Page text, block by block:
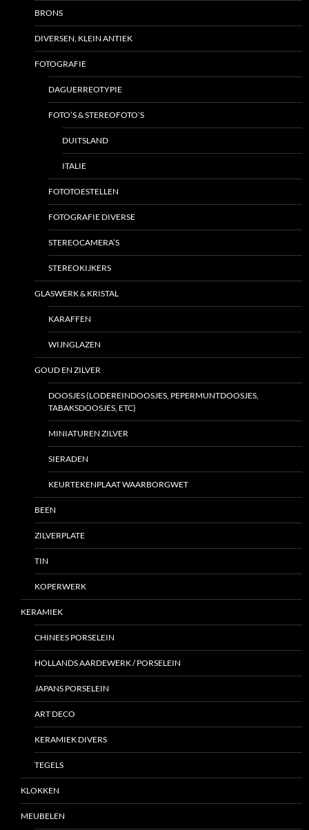
BRONS
DIVERSEN, KLEIN ANTIEK
FOTOGRAFIE
DAGUERREOTYPIE
FOTO’S & STEREOFOTO’S
DUITSLAND
ITALIE
FOTOTOESTELLEN
FOTOGRAFIE DIVERSE
STEREOCAMERA’S
STEREOKIJKERS
GLASWERK & KRISTAL
KARAFFEN
WIJNGLAZEN
GOUD EN ZILVER
DOOSJES (LODEREINDOOSJES, PEPERMUNTDOOSJES,
TABAKSDOOSJES, ETC)
MINIATUREN ZILVER
SIERADEN
KEURTEKENPLAAT WAARBORGWET
BEEN
ZILVERPLATE
TIN
KOPERWERK
KERAMIEK
CHINEES PORSELEIN
HOLLANDS AARDEWERK / PORSELEIN
JAPANS PORSELEIN
ART DECO
KERAMIEK DIVERS
TEGELS
KLOKKEN
MEUBELEN